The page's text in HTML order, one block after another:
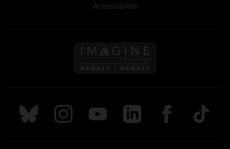
Accessibilité
Suivez nous sur Bluesky
Suivez nous sur Instagram
Suivez nous sur Youtube
Suivez nous sur LinkedIn
Suivez nous sur
TikTok